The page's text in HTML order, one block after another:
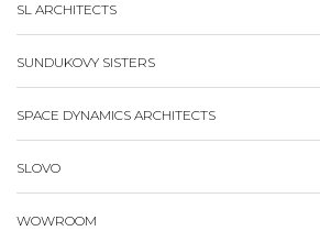
SL ARCHITECTS
SUNDUKOVY SISTERS
SPACE DYNAMICS ARCHITECTS
SLOVO
WOWROOM